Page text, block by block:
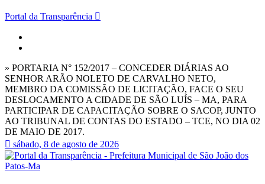
Portal da Transparência
» PORTARIA N° 152/2017 – CONCEDER DIÁRIAS AO
SENHOR ARÃO NOLETO DE CARVALHO NETO,
MEMBRO DA COMISSÃO DE LICITAÇÃO, FACE O SEU
DESLOCAMENTO A CIDADE DE SÃO LUÍS – MA, PARA
PARTICIPAR DE CAPACITAÇÃO SOBRE O SACOP, JUNTO
AO TRIBUNAL DE CONTAS DO ESTADO – TCE, NO DIA 02
DE MAIO DE 2017.
sábado, 8 de agosto de 2026